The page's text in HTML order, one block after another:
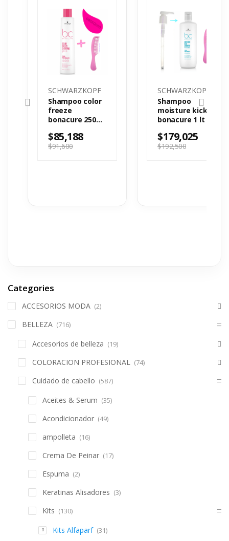
SCHWARZKOPF
Shampoo color
freeze
bonacure 250
$91,600
$85,188
SCHWARZKOPF
Shampoo
moisture kick
bonacure 1 lt
$192,500
$179,025
Categories
ACCESORIOS MODA (2)
BELLEZA (716)
Accesorios de belleza (19)
COLORACION PROFESIONAL (74)
Cuidado de cabello (587)
Aceites & Serum (35)
Acondicionador (49)
ampolleta (16)
Crema De Peinar (17)
Espuma (2)
Keratinas Alisadores (3)
Kits (130)
Kits Alfaparf (31)